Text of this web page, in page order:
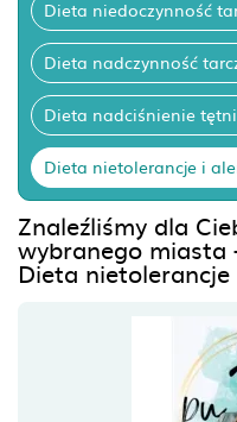
Dieta niedoczynność
Dieta nadczynność
Dieta nadciśnienie
Dieta nietolerancje i
Znaleźliśmy dla
wybranego miasta
Dieta